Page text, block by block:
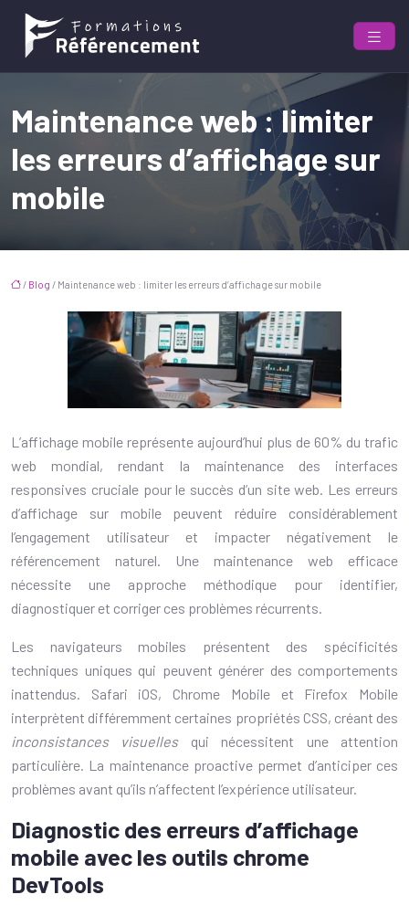
Maintenance web : limiter
les erreurs d’affichage sur
mobile
/ Blog / Maintenance web : limiter les erreurs d’affichage sur mobile
L’affichage mobile représente aujourd’hui plus de 60% du trafic
web mondial, rendant la maintenance des interfaces
responsives cruciale pour le succès d’un site web. Les erreurs
d’affichage sur mobile peuvent réduire considérablement
l’engagement utilisateur et impacter négativement le
référencement naturel. Une maintenance web efficace
nécessite une approche méthodique pour identifier,
diagnostiquer et corriger ces problèmes récurrents.
Les navigateurs mobiles présentent des spécificités
techniques uniques qui peuvent générer des comportements
inattendus. Safari iOS, Chrome Mobile et Firefox Mobile
interprètent différemment certaines propriétés CSS, créant des
inconsistances visuellesqui nécessitent une attention
particulière. La maintenance proactive permet d’anticiper ces
problèmes avant qu’ils n’affectent l’expérience utilisateur.
Diagnostic des erreurs d’affichage
mobile avec les outils chrome
DevTools